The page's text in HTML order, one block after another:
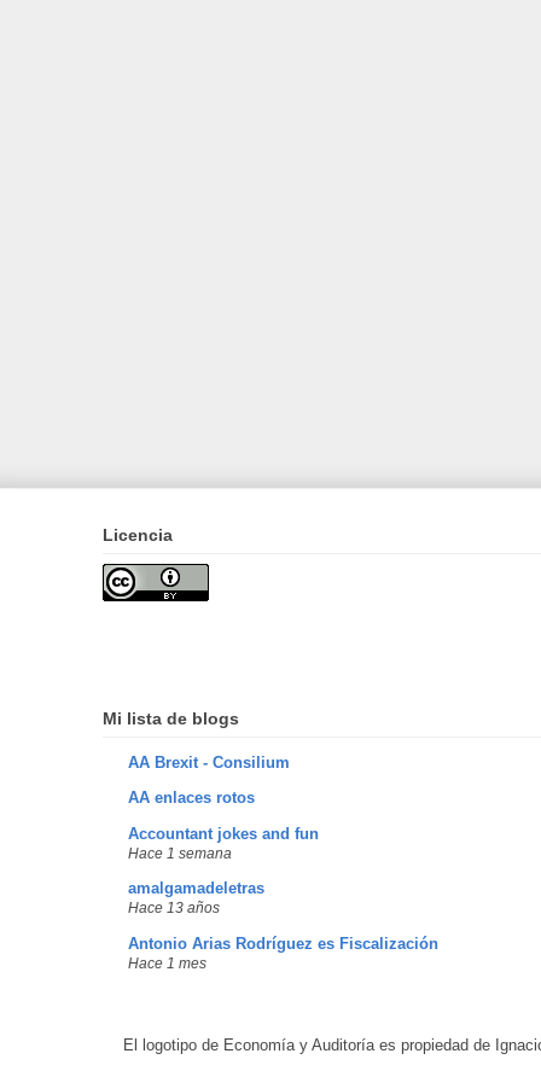
Licencia
Mi lista de blogs
AA Brexit - Consilium
AA enlaces rotos
Accountant jokes and fun
Hace 1 semana
amalgamadeletras
Hace 13 años
Antonio Arias Rodríguez es Fiscalización
Hace 1 mes
El logotipo de Economía y Auditoría es propiedad de